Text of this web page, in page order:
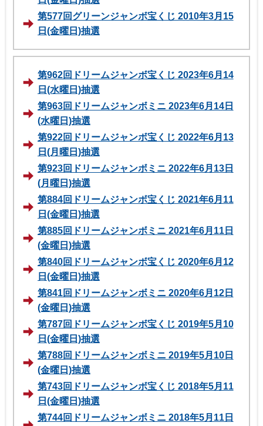
第577回グリーンジャンボ宝くじ 2010年3月15
日(金曜日)抽選
第962回ドリームジャンボ宝くじ 2023年6月14
日(水曜日)抽選
第963回ドリームジャンボミニ 2023年6月14日
(水曜日)抽選
第922回ドリームジャンボ宝くじ 2022年6月13
日(月曜日)抽選
第923回ドリームジャンボミニ 2022年6月13日
(月曜日)抽選
第884回ドリームジャンボ宝くじ 2021年6月11
日(金曜日)抽選
第885回ドリームジャンボミニ 2021年6月11日
(金曜日)抽選
第840回ドリームジャンボ宝くじ 2020年6月12
日(金曜日)抽選
第841回ドリームジャンボミニ 2020年6月12日
(金曜日)抽選
第787回ドリームジャンボ宝くじ 2019年5月10
日(金曜日)抽選
第788回ドリームジャンボミニ 2019年5月10日
(金曜日)抽選
第743回ドリームジャンボ宝くじ 2018年5月11
日(金曜日)抽選
第744回ドリームジャンボミニ 2018年5月11日